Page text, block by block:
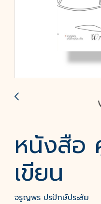
หนังสือ
เขียน
จรูญพร ปรปักษ์ประลัย